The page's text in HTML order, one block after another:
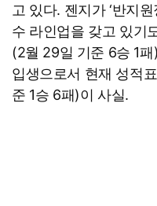
고 있다. 젠지가 ‘반지
수 라인업을 갖고 있기
(2월 29일 기준 6승 1
입생으로서 현재 성적
준 1승 6패)이 사실.